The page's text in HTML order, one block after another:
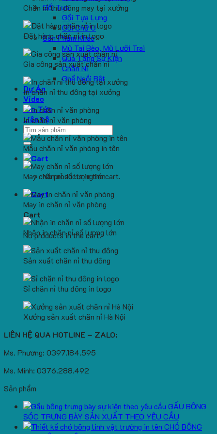
Gối Tựa
Gối Tựa Lưng
Gối Chữ U
Sản Phẩm Khác
Mũ Tai Bèo, Mũ Lưỡi Trai
Quà Tặng Sự Kiện
Chăn Nỉ
Ghế Ngồi Bệt
Dự Án
Video
Tin Tức
Liên hệ
Search
for:
No products in the cart.
Cart
No products in the cart.
Chăn nỉ thu đông may tại xưởng
Đặt hàng chăn nỉ in logo
Gia công sản xuất chăn nỉ
In chăn nỉ thu đông tại xưởng
In chăn nỉ văn phòng
Mẫu chăn nỉ văn phòng in tên
May chăn nỉ số lượng lớn
May in chăn nỉ văn phòng
Nhận in chăn nỉ số lượng lớn
Sản xuất chăn nỉ thu đông
Sỉ chăn nỉ thu đông in logo
Xưởng sản xuất chăn nỉ Hà Nội
LIÊN HỆ QUA HOTLINE – ZALO:
Ms. Phương: 0397.184.595
Ms. Minh: 0376.288.492
Sản phẩm
GẤU BÔNG
SÓC TRƯNG BÀY SẢN XUẤT THEO YÊU CẦU
CHÓ BÔNG